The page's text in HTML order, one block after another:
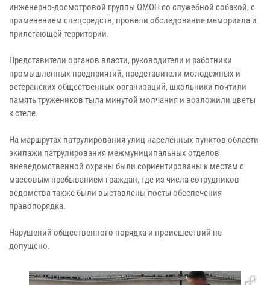
инженерно-досмотровой группы ОМОН со служебной собакой, с
применением спецсредств, провели обследование мемориала и
прилегающей территории.
Представители органов власти, руководители и работники
промышленных предприятий, представители молодежных и
ветеранских общественных организаций, школьники почтили
память тружеников тыла минутой молчания и возложили цветы
к стеле.
На маршрутах патрулирования улиц населённых пунктов области
экипажи патрулирования межмуниципальных отделов
вневедомственной охраны были сориентированы к местам с
массовым пребыванием граждан, где из числа сотрудников
ведомства также были выставлены посты обеспечения
правопорядка.
Нарушений общественного порядка и происшествий не
допущено.